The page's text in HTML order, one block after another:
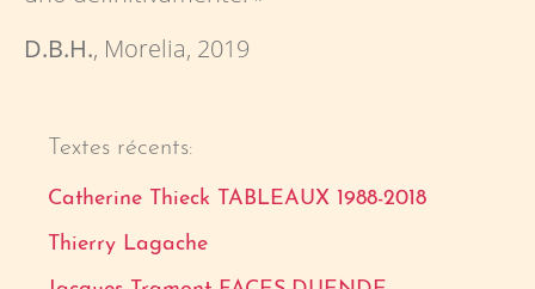
D.B.H., Morelia, 2019
Textes récents:
Catherine Thieck TABLEAUX 1988-2018
Thierry Lagache